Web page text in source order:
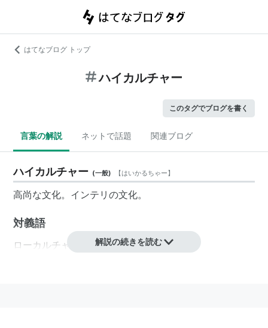
はてなブログ トップ
ハイカルチャー
このタグでブログを書く
言葉の解説 ネットで話題 関連ブログ
ハイカルチャー (一般) 【はいかるちゃー】
高尚な文化。インテリの文化。
対義語
ローカルチャー、サブカルチャー
解説の続きを読む